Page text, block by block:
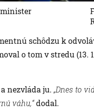
minister
schôdzu k
o tom v stredu (13.
nezvláda ju. „Dnes to
váhu,“dodal.